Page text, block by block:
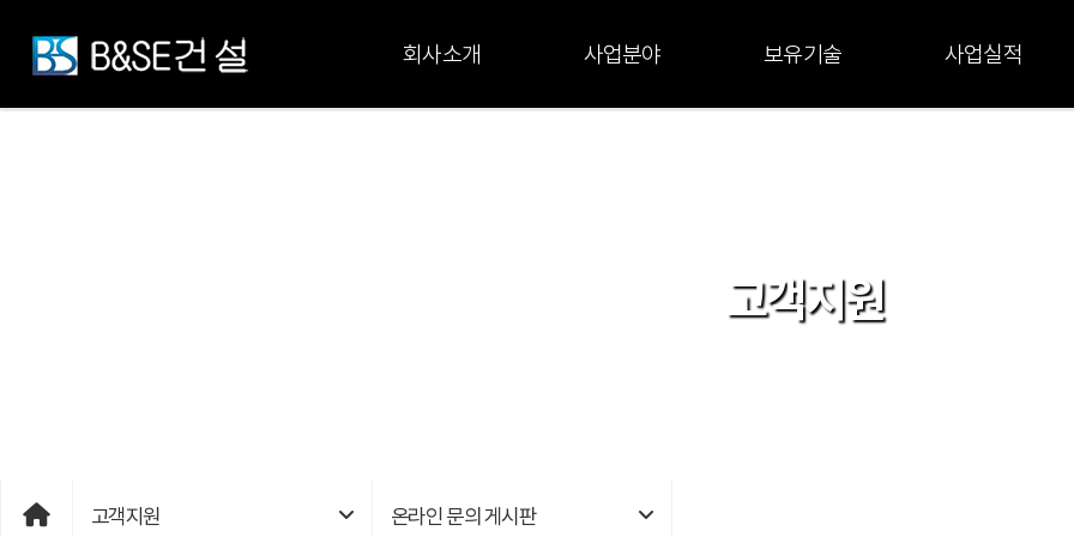
회사소개 사업분야 보유기술 사업실적
고객지원
고객지원 온라인 문의 게시판